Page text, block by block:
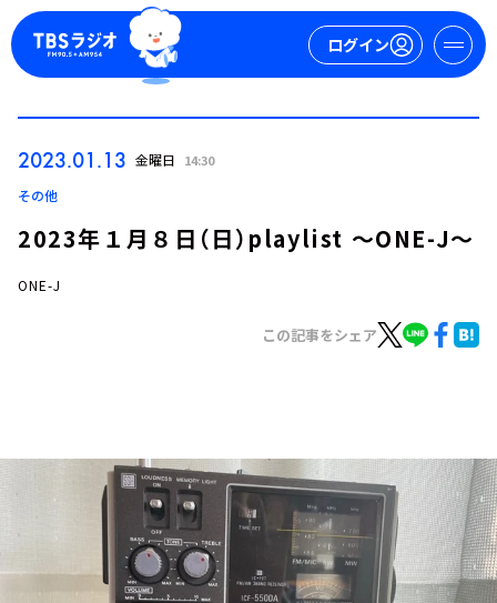
ログイン
トピックス
TBS Podcast
お知らせ
イベント・グッズ
YouTube
会社情報
2023.01.13 金曜日 14:30
その他
2023年１月８日（日）playlist ～ONE-J～
ONE-J
この記事をシェア